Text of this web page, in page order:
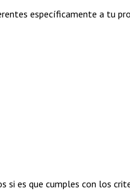
específicamente a tu
si es que cumples con los